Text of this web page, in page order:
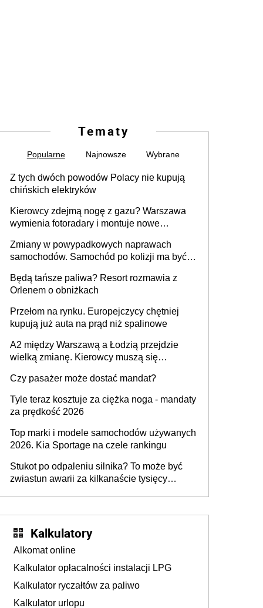
Tematy
Popularne Najnowsze Wybrane
Z tych dwóch powodów Polacy nie kupują
chińskich elektryków
Kierowcy zdejmą nogę z gazu? Warszawa
wymienia fotoradary i montuje nowe
Zmiany w powypadkowych naprawach
samochodów. Samochód po kolizji ma być
technologią producenta
Będą tańsze paliwa? Resort rozmawia z
Orlenem o obniżkach
Przełom na rynku. Europejczycy chętniej
kupują już auta na prąd niż spalinowe
A2 między Warszawą a Łodzią przejdzie
wielką zmianę. Kierowcy muszą się
Czy pasażer może dostać mandat?
Tyle teraz kosztuje za ciężka noga - mandaty
za prędkość 2026
Top marki i modele samochodów używanych
2026. Kia Sportage na czele rankingu
Stukot po odpaleniu silnika? To może być
zwiastun awarii za kilkanaście tysięcy
Kalkulatory
Alkomat online
Kalkulator opłacalności instalacji LPG
Kalkulator ryczałtów za paliwo
Kalkulator urlopu